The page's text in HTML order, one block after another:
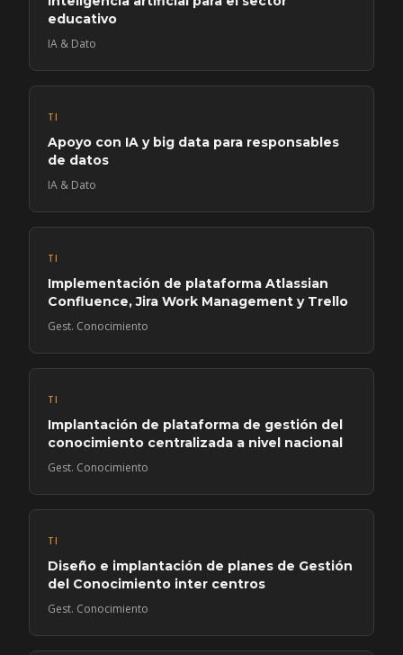
educativo
IA & Dato
TI
Apoyo con IA y big data para responsables
de datos
IA & Dato
TI
Implementación de plataforma Atlassian
Confluence, Jira Work Management y Trello
Gest. Conocimiento
TI
Implantación de plataforma de gestión del
conocimiento centralizada a nivel nacional
Gest. Conocimiento
TI
Diseño e implantación de planes de Gestión
del Conocimiento inter centros
Gest. Conocimiento